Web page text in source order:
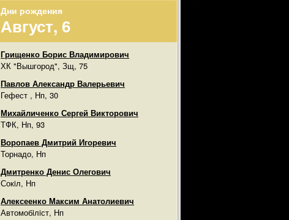
Дни рождения
Август, 6
Грищенко Борис Владимирович
ХК "Вышгород", Зщ, 75
Павлов Александр Валерьевич
Гефест , Нп, 30
Михайличенко Сергей Викторович
ТФК, Нп, 93
Воропаев Дмитрий Игоревич
Торнадо, Нп
Дмитренко Денис Олегович
Сокiл, Нп
Алексеенко Максим Анатолиевич
Автомобiлiст, Нп